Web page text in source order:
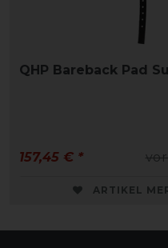
QHP Bareback Pad
157,45 € *
ARTIKEL